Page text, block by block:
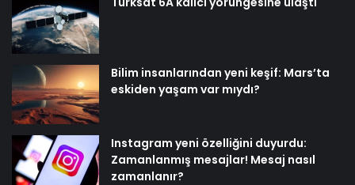
Bilim insanlarından yeni keşif: Mars’ta
eskiden yaşam var mıydı?
Instagram yeni özelliğini duyurdu:
Zamanlanmış mesajlar! Mesaj nasıl
zamanlanır?